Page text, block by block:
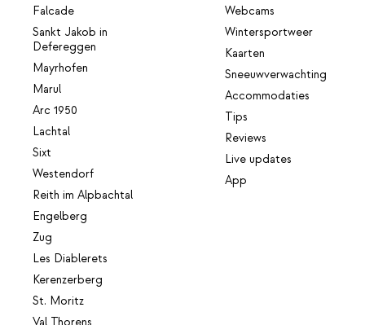
Falcade
Sankt Jakob in
Defereggen
Mayrhofen
Marul
Arc 1950
Lachtal
Sixt
Westendorf
Reith im Alpbachtal
Engelberg
Zug
Les Diablerets
Kerenzerberg
St. Moritz
Webcams
Wintersportweer
Kaarten
Sneeuwverwachting
Accommodaties
Tips
Reviews
Live updates
App